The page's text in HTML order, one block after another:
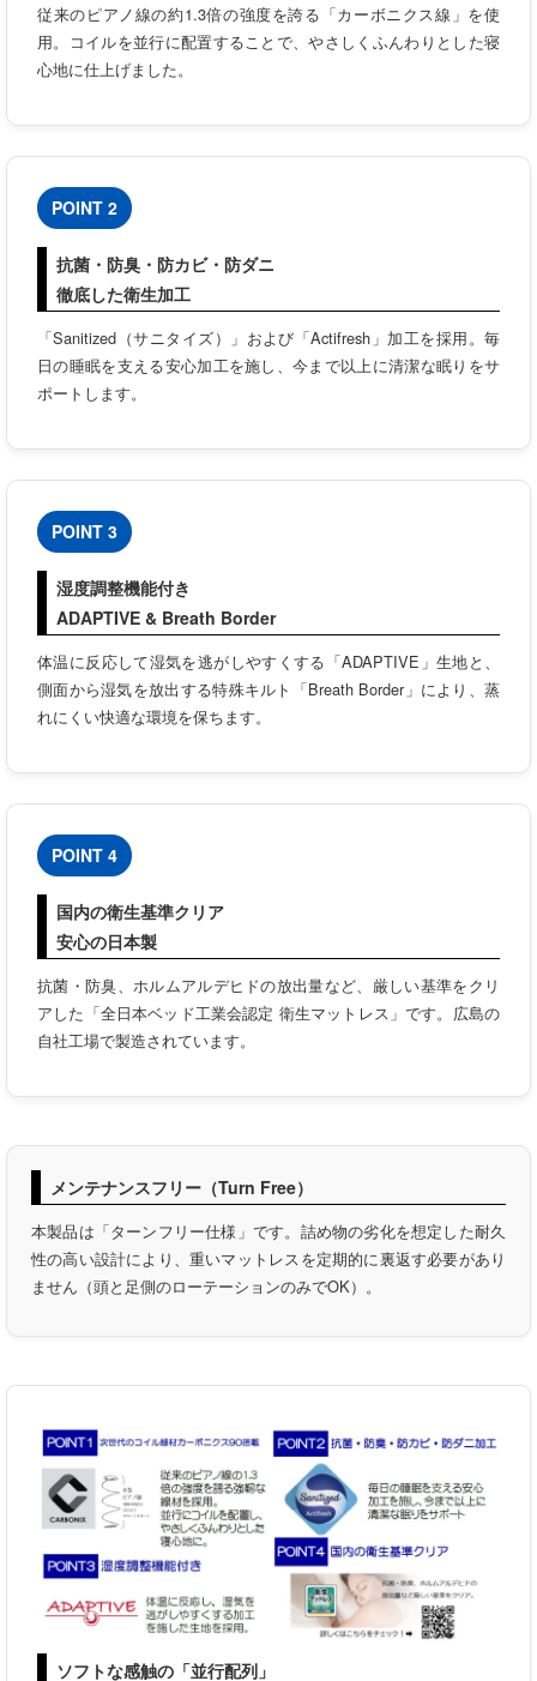
従来のピアノ線の約1.3倍の強度を誇る「カーボニクス線」を使
用。コイルを並行に配置することで、やさしくふんわりとした寝
心地に仕上げました。
POINT 2
抗菌・防臭・防カビ・防ダニ
徹底した衛生加工
「Sanitized（サニタイズ）」および「Actifresh」加工を採用。毎
日の睡眠を支える安心加工を施し、今まで以上に清潔な眠りをサ
ポートします。
POINT 3
湿度調整機能付き
ADAPTIVE & Breath Border
体温に反応して湿気を逃がしやすくする「ADAPTIVE」生地と、
側面から湿気を放出する特殊キルト「Breath Border」により、蒸
れにくい快適な環境を保ちます。
POINT 4
国内の衛生基準クリア
安心の日本製
抗菌・防臭、ホルムアルデヒドの放出量など、厳しい基準をクリ
アした「全日本ベッド工業会認定 衛生マットレス」です。広島の
自社工場で製造されています。
メンテナンスフリー（Turn Free）
本製品は「ターンフリー仕様」です。詰め物の劣化を想定した耐久
性の高い設計により、重いマットレスを定期的に裏返す必要があり
ません（頭と足側のローテーションのみでOK）。
ソフトな感触の「並行配列」